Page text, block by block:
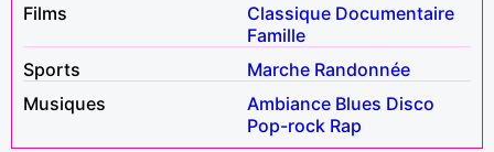
Films
Classique Documentaire
Famille
Sports
Marche Randonnée
Musiques
Ambiance Blues Disco
Pop-rock Rap